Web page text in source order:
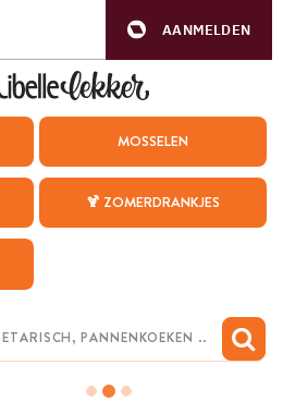
AANMELDEN
MOSSELEN
🍹 ZOMERDRANKJES